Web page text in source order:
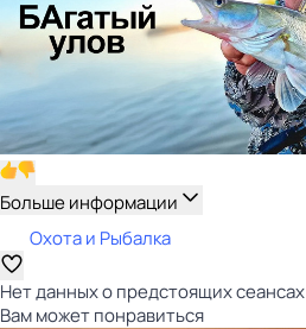
Больше информации
Охота и Рыбалка
Нет данных о предстоящих сеансах
Вам может понравиться